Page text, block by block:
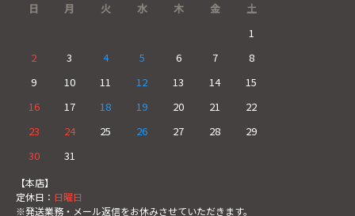
日 月 火 水 木 金
土
1
2
3 4 5 6 7
8
9
10 11 12 13 14
15
16
17 18 19 20 21
22
23
24 25 26 27 28
29
30
31
【本店】
定休日： 日曜日
※発送業務・メール返信をお休みさせていただきます。